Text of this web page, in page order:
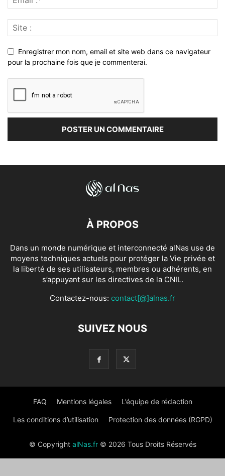
Enregistrer mon nom, email et site web dans ce navigateur
pour la prochaine fois que je commenterai.
À PROPOS
Dans un monde numérique et interconnecté alNas use de
moyens techniques actuels pour protéger la Vie privée et
la liberté de ses utilisateurs, membres ou adhérents, en
s’appuyant sur les directives de la CNIL.
Contactez-nous: contact[@]alnas.fr
SUIVEZ NOUS
FAQ Mentions légales L’équipe de rédaction
Les conditions d’utilisation Protection des données (RGPD)
© Copyright alNas.fr© 2026 Tous Droits Réservés